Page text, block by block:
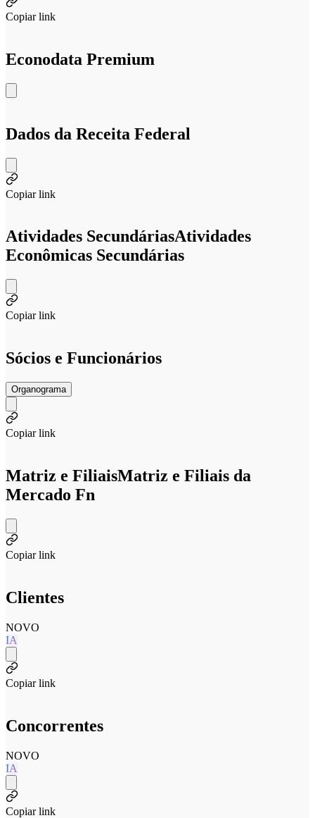
Copiar link
Econodata Premium
Dados da Receita Federal
Copiar link
Atividades SecundáriasAtividades
Econômicas Secundárias
Copiar link
Sócios e Funcionários
Organograma
Copiar link
Matriz e FiliaisMatriz e Filiais da
Mercado Fn
Copiar link
Clientes
NOVO
IA
Copiar link
Concorrentes
NOVO
IA
Copiar link